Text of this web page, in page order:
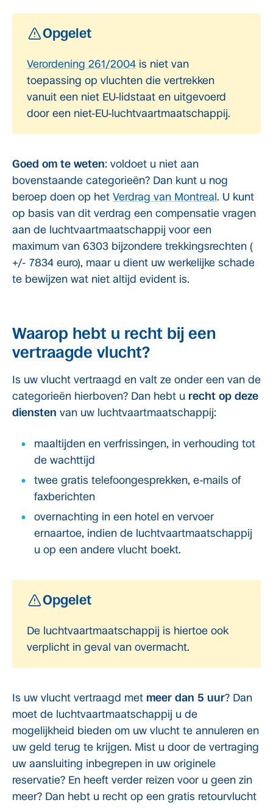
Opgelet
Verordening 261/2004 is niet van
toepassing op vluchten die vertrekken
vanuit een niet EU-lidstaat en uitgevoerd
door een niet-EU-luchtvaartmaatschappij.
Goed om te weten: voldoet u niet aan
bovenstaande categorieën? Dan kunt u nog
beroep doen op het Verdrag van Montreal. U kunt
op basis van dit verdrag een compensatie vragen
aan de luchtvaartmaatschappij voor een
maximum van 6303 bijzondere trekkingsrechten (
+/- 7834 euro), maar u dient uw werkelijke schade
te bewijzen wat niet altijd evident is.
Waarop hebt u recht bij een
vertraagde vlucht?
Is uw vlucht vertraagd en valt ze onder een van de
categorieën hierboven? Dan hebt u recht op deze
diensten van uw luchtvaartmaatschappij:
maaltijden en verfrissingen, in verhouding tot
de wachttijd
twee gratis telefoongesprekken, e-mails of
faxberichten
overnachting in een hotel en vervoer
ernaartoe, indien de luchtvaartmaatschappij
u op een andere vlucht boekt.
Opgelet
De luchtvaartmaatschappij is hiertoe ook
verplicht in geval van overmacht.
Is uw vlucht vertraagd met meer dan 5 uur? Dan
moet de luchtvaartmaatschappij u de
mogelijkheid bieden om uw vlucht te annuleren en
uw geld terug te krijgen. Mist u door de vertraging
uw aansluiting inbegrepen in uw originele
reservatie? En heeft verder reizen voor u geen zin
meer? Dan hebt u recht op een gratis retourvlucht